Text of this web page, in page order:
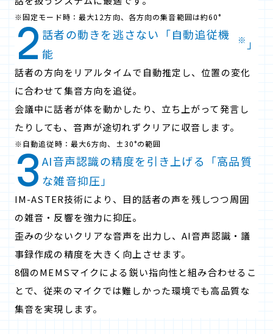
※固定モード時：最大12方向、各方向の集音範囲は約60°
話者の動きを逃さない「自動追従機
能
※ 」
話者の方向をリアルタイムで自動推定し、位置の変化
に合わせて集音方向を追従。
会議中に話者が体を動かしたり、立ち上がって発言し
たりしても、音声が途切れずクリアに収音します。
※自動追従時：最大6方向、±30°の範囲
AI音声認識の精度を引き上げる「高品質
な雑音抑圧」
IM-ASTER技術により、目的話者の声を残しつつ周囲
の雑音・反響を強力に抑圧。
歪みの少ないクリアな音声を出力し、AI音声認識・議
事録作成の精度を大きく向上させます。
8個のMEMSマイクによる鋭い指向性と組み合わせるこ
とで、従来のマイクでは難しかった環境でも高品質な
集音を実現します。